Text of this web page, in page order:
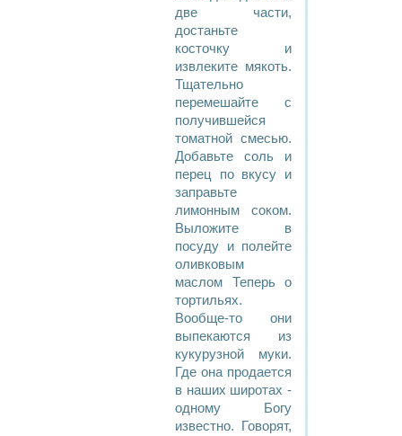
две части,
достаньте
косточку и
извлеките мякоть.
Тщательно
перемешайте с
получившейся
томатной смесью.
Добавьте соль и
перец по вкусу и
заправьте
лимонным соком.
Выложите в
посуду и полейте
оливковым
маслом Теперь о
тортильях.
Вообще-то они
выпекаются из
кукурузной муки.
Где она продается
в наших широтах -
одному Богу
известно. Говорят,